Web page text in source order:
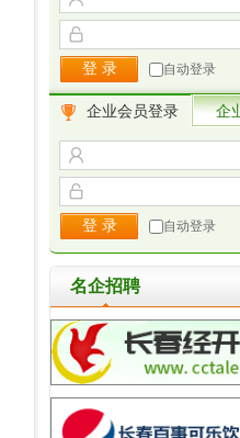
自动登录
企业会员登录 企
自动登录
名企招聘